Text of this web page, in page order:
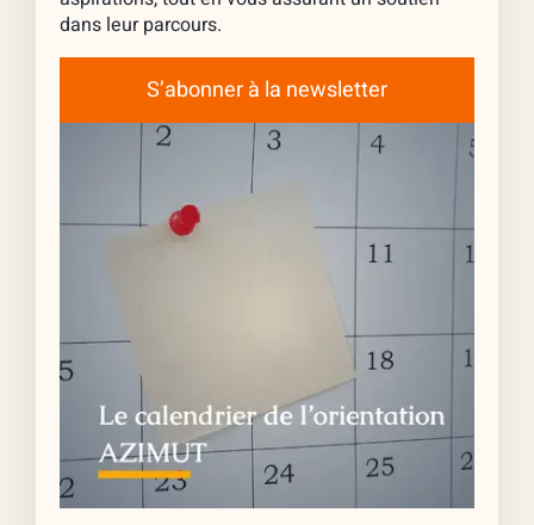
dans leur parcours.
S’abonner à la newsletter